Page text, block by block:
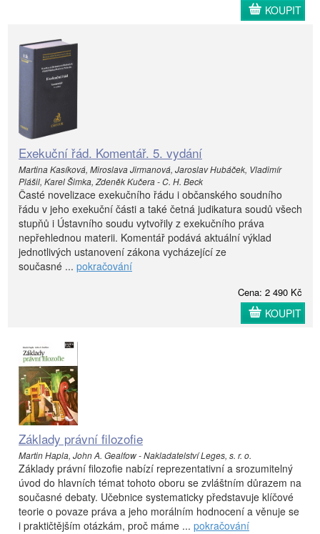
KOUPIT
Exekuční řád. Komentář. 5. vydání
Martina Kasíková, Miroslava Jirmanová, Jaroslav Hubáček, Vladimír
Plášil, Karel Šimka, Zdeněk Kučera - C. H. Beck
Časté novelizace exekučního řádu i občanského soudního
řádu v jeho exekuční části a také četná judikatura soudů všech
stupňů i Ústavního soudu vytvořily z exekučního práva
nepřehlednou materii. Komentář podává aktuální výklad
jednotlivých ustanovení zákona vycházející ze
současné ... pokračování
Cena: 2 490 Kč
KOUPIT
Základy právní filozofie
Martin Hapla, John A. Gealfow - Nakladatelství Leges, s. r. o.
Základy právní filozofie nabízí reprezentativní a srozumitelný
úvod do hlavních témat tohoto oboru se zvláštním důrazem na
současné debaty. Učebnice systematicky představuje klíčové
teorie o povaze práva a jeho morálním hodnocení a věnuje se
i praktičtějším otázkám, proč máme ... pokračování